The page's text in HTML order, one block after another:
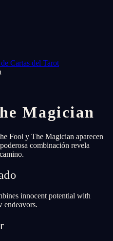
Cartas del Tarot
Magician
Fool y The Magician aparecen
combinación revela
innocent potential with